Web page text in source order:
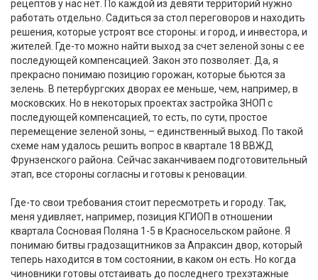
рецептов у нас нет. По каждой из девяти территорий нужно
работать отдельно. Садиться за стол переговоров и находить
решения, которые устроят все стороны: и город, и инвестора, и
жителей. Где-то можно найти выход за счет зеленой зоны с ее
последующей компенсацией. Закон это позволяет. Да, я
прекрасно понимаю позицию горожан, которые бьются за
зелень. В петербургских дворах ее меньше, чем, например, в
московских. Но в некоторых проектах застройка ЗНОП с
последующей компенсацией, то есть, по сути, простое
перемещение зеленой зоны, – единственный выход. По такой
схеме нам удалось решить вопрос в квартале 18 ВВЖД
Фрунзенского района. Сейчас заканчиваем подготовительный
этап, все стороны согласны и готовы к реновации.
Где-то свои требования стоит пересмотреть и городу. Так,
меня удивляет, например, позиция КГИОП в отношении
квартала Сосновая Поляна 1-5 в Красносельском районе. Я
понимаю битвы градозащитников за Апраксин двор, который
теперь находится в том состоянии, в каком он есть. Но когда
чиновники готовы отстаивать до последнего трехэтажные